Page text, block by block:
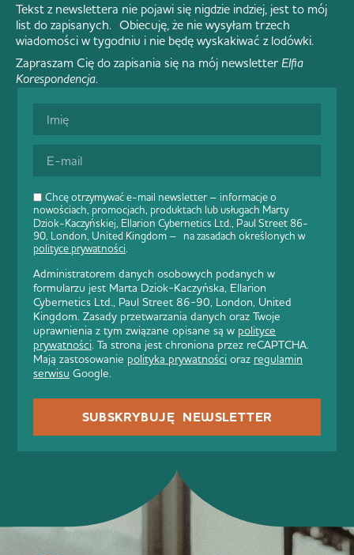
Chcę otrzymywać e-mail newsletter – informacje o
nowościach, promocjach, produktach lub usługach Marty
Dziok-Kaczyńskiej, Ellarion Cybernetics Ltd., Paul Street 86-
90, London, United Kingdom – na zasadach określonych w
polityce prywatności.
Administratorem danych osobowych podanych w
formularzu jest Marta Dziok-Kaczyńska, Ellarion
Cybernetics Ltd., Paul Street 86-90, London, United
Kingdom. Zasady przetwarzania danych oraz Twoje
uprawnienia z tym związane opisane są w polityce
prywatności. Ta strona jest chroniona przez reCAPTCHA.
Mają zastosowanie polityka prywatności oraz regulamin
serwisu Google.
SUBSKRYBUJĘ NEWSLETTER
Tekst z newslettera nie pojawi się nigdzie indziej, jest to mój
list do zapisanych. Obiecuję, że nie wysyłam trzech
wiadomości w tygodniu i nie będę wyskakiwać z lodówki.
Zapraszam Cię do zapisania się na mój newsletter Elfia
Korespondencja.